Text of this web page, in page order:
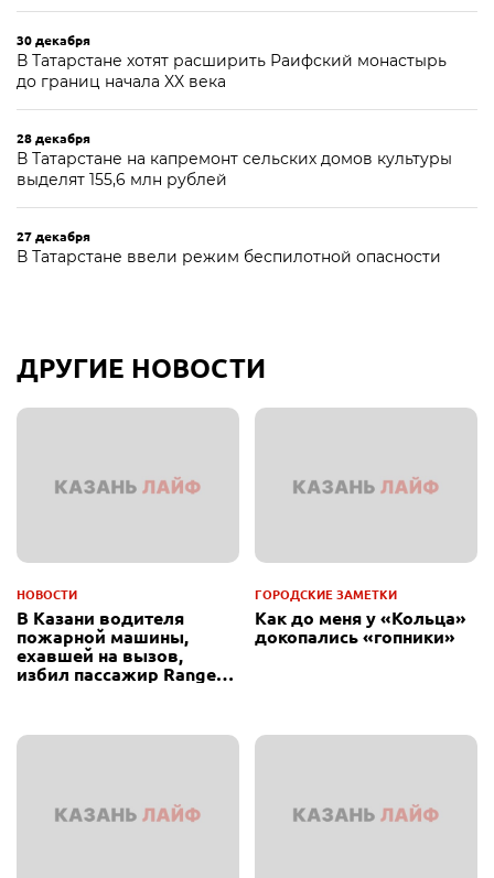
30 декабря
В Татарстане хотят расширить Раифский монастырь
до границ начала XX века
28 декабря
В Татарстане на капремонт сельских домов культуры
выделят 155,6 млн рублей
27 декабря
В Татарстане ввели режим беспилотной опасности
ДРУГИЕ НОВОСТИ
НОВОСТИ
В Казани водителя
пожарной машины,
ехавшей на вызов,
избил пассажир Range
ГОРОДСКИЕ ЗАМЕТКИ
Как до меня у «Кольца»
докопались «гопники»